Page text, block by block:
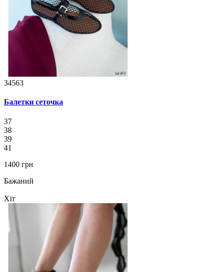
34563
Балетки сеточка
37
38
39
41
1400 грн
Бажаний
Хіт